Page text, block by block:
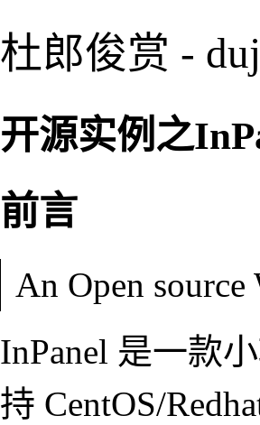
杜郎俊赏 -
开源实例之
前言
An Open source
InPanel 是一款
持 CentOS/